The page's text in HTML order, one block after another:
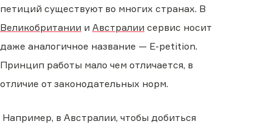
петиций существуют во многих странах. В
Великобритании и Австралии сервис носит
даже аналогичное название — E-petition.
Принцип работы мало чем отличается, в
отличие от законодательных норм.
Например, в Австралии, чтобы добиться